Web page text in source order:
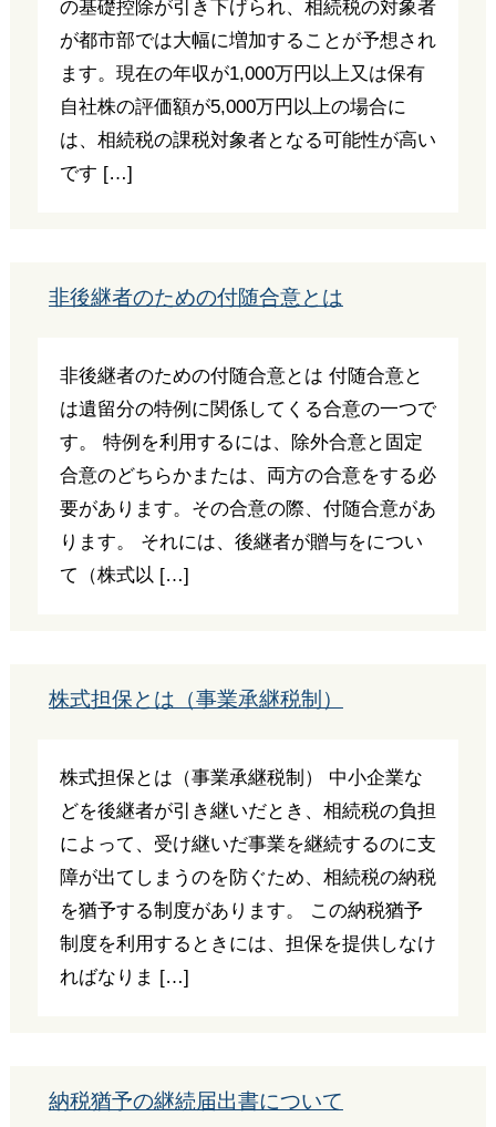
の基礎控除が引き下げられ、相続税の対象者
が都市部では大幅に増加することが予想され
ます。現在の年収が1,000万円以上又は保有
自社株の評価額が5,000万円以上の場合に
は、相続税の課税対象者となる可能性が高い
です […]
非後継者のための付随合意とは
非後継者のための付随合意とは 付随合意と
は遺留分の特例に関係してくる合意の一つで
す。 特例を利用するには、除外合意と固定
合意のどちらかまたは、両方の合意をする必
要があります。その合意の際、付随合意があ
ります。 それには、後継者が贈与をについ
て（株式以 […]
株式担保とは（事業承継税制）
株式担保とは（事業承継税制） 中小企業な
どを後継者が引き継いだとき、相続税の負担
によって、受け継いだ事業を継続するのに支
障が出てしまうのを防ぐため、相続税の納税
を猶予する制度があります。 この納税猶予
制度を利用するときには、担保を提供しなけ
ればなりま […]
納税猶予の継続届出書について